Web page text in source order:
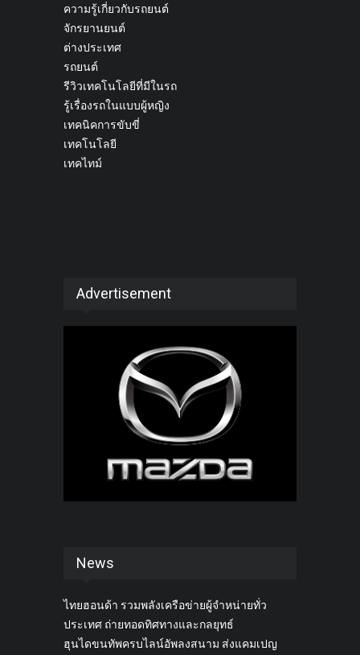
ความรู้เกี่ยวกับรถยนต์
จักรยานยนต์
ต่างประเทศ
รถยนต์
รีวิวเทคโนโลยีที่มีในรถ
รู้เรื่องรถในแบบผู้หญิง
เทคนิคการขับขี่
เทคโนโลยี
เทคไทม์
Advertisement
News
ไทยฮอนด้า รวมพลังเครือข่ายผู้จำหน่ายทั่ว
ประเทศ ถ่ายทอดทิศทางและกลยุทธ์
ฮุนไดขนทัพครบไลน์อัพลงสนาม ส่งแคมเปญ